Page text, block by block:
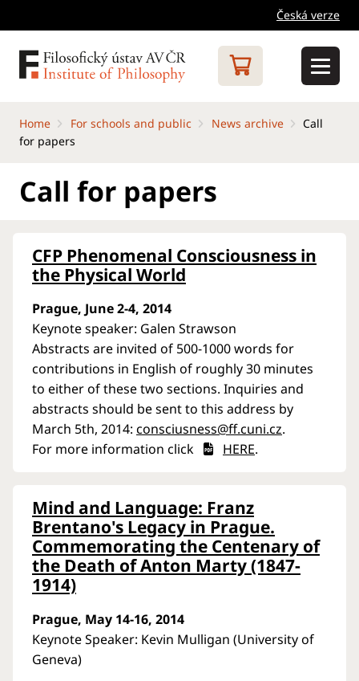
Česká verze
Home For schools and public News archive
Call
for papers
Call for papers
CFP Phenomenal Consciousness in
the Physical World
Prague, June 2-4, 2014
Keynote speaker: Galen Strawson
Abstracts are invited of 500-1000 words for
contributions in English of roughly 30 minutes
to either of these two sections. Inquiries and
abstracts should be sent to this address by
March 5th, 2014: consciusness@ff.cuni.cz.
For more information click
HERE.
Mind and Language: Franz
Brentano's Legacy in Prague.
Commemorating the Centenary of
the Death of Anton Marty (1847-
1914)
Prague, May 14-16, 2014
Keynote Speaker: Kevin Mulligan (University of
Geneva)